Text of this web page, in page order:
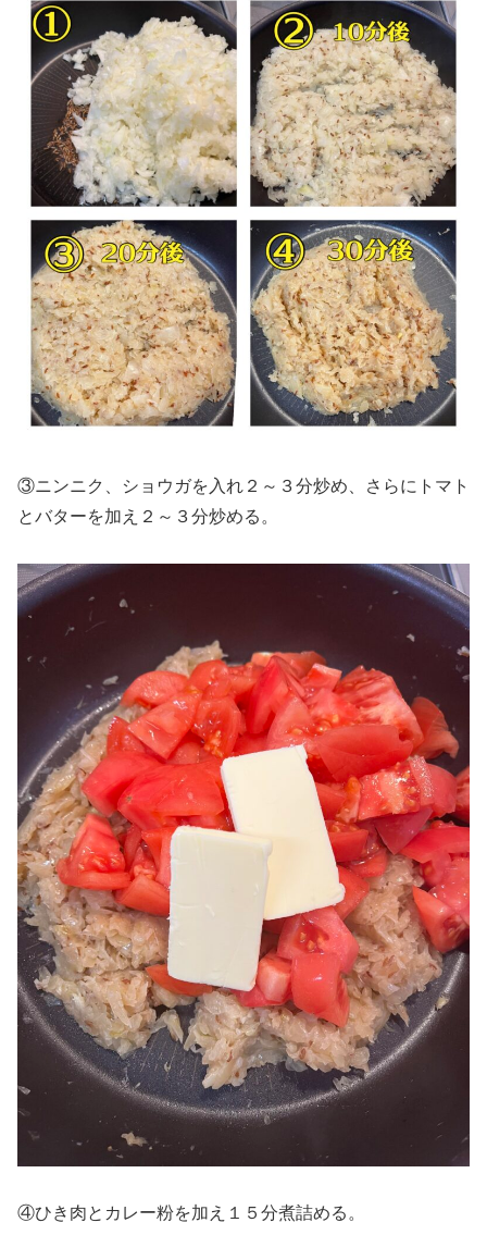
③ニンニク、ショウガを入れ２～３分炒め、さらにトマト
とバターを加え２～３分炒める。
④ひき肉とカレー粉を加え１５分煮詰める。